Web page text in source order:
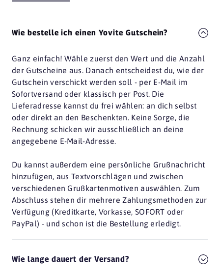
Wie bestelle ich einen Yovite Gutschein?
Ganz einfach! Wähle zuerst den Wert und die Anzahl
der Gutscheine aus. Danach entscheidest du, wie der
Gutschein verschickt werden soll - per E-Mail im
Sofortversand oder klassisch per Post. Die
Lieferadresse kannst du frei wählen: an dich selbst
oder direkt an den Beschenkten. Keine Sorge, die
Rechnung schicken wir ausschließlich an deine
angegebene E-Mail-Adresse.
Du kannst außerdem eine persönliche Grußnachricht
hinzufügen, aus Textvorschlägen und zwischen
verschiedenen Grußkartenmotiven auswählen. Zum
Abschluss stehen dir mehrere Zahlungsmethoden zur
Verfügung (Kreditkarte, Vorkasse, SOFORT oder
PayPal) - und schon ist die Bestellung erledigt.
Wie lange dauert der Versand?